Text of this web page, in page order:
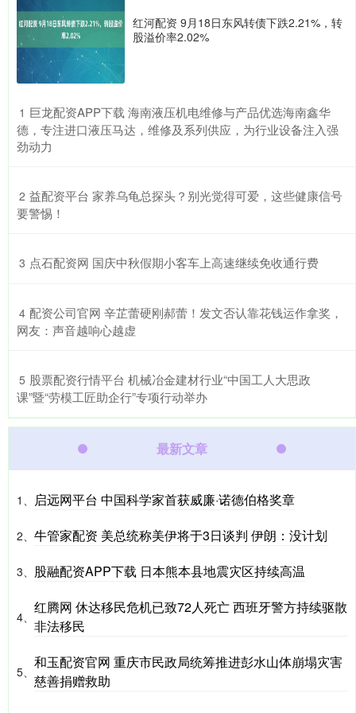
红河配资 9月18日东风转债下跌2.21%，转
股溢价率2.02%
1 ​巨龙配资APP下载 海南液压机电维修与产品优选海南鑫华
德，专注进口液压马达，维修及系列供应，为行业设备注入强
劲动力
2 ​益配资平台 家养乌龟总探头？别光觉得可爱，这些健康信号
要警惕！
3 ​点石配资网 国庆中秋假期小客车上高速继续免收通行费
4 ​配资公司官网 辛芷蕾硬刚郝蕾！发文否认靠花钱运作拿奖，
网友：声音越响心越虚
5 ​股票配资行情平台 机械冶金建材行业“中国工人大思政
课”暨“劳模工匠助企行”专项行动举办
最新文章
1、 启远网平台 中国科学家首获威廉·诺德伯格奖章
2、 牛管家配资 美总统称美伊将于3日谈判 伊朗：没计划
3、 股融配资APP下载 日本熊本县地震灾区持续高温
4、
红腾网 休达移民危机已致72人死亡 西班牙警方持续驱散
非法移民
5、
和玉配资官网 重庆市民政局统筹推进彭水山体崩塌灾害
慈善捐赠救助